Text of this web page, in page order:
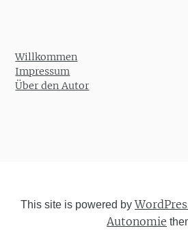
Willkommen
Impressum
Über den Autor
This site is powered by
Autonomie